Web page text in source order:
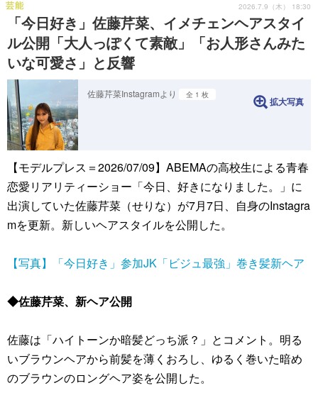
「今日好き」佐藤芹菜、イメチェンヘアスタイ
ル公開「大人っぽくて素敵」「お人形さんみた
いな可愛さ」と反響
芸能 2026.7.9（木） 18:30
佐藤芹菜Instagramより 全 1 枚
拡大写真
【モデルプレス＝2026/07/09】ABEMAの高校生による青春
恋愛リアリティーショー「今日、好きになりました。」に
出演していた佐藤芹菜（せりな）が7月7日、自身のInstagra
mを更新。新しいヘアスタイルを公開した。
【写真】「今日好き」参加JK「ビジュ最強」巻き髪新ヘア
◆佐藤芹菜、新ヘア公開
佐藤は「ハイトーンか暗髪どっち派？」とコメント。明る
いブラウンヘアから前髪を薄くおろし、ゆるく巻いた暗め
のブラウンのロングヘア姿を公開した。